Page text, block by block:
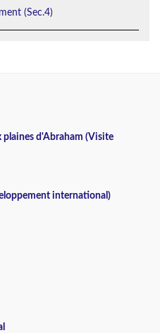
(Sec.4)
plaines d'Abraham (Visite
international)